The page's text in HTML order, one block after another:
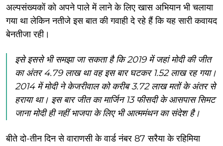
अल्पसंख्यकों को अपने पाले में लाने के लिए खास अभियान भी चलाया
गया था लेकिन नतीजे इस बात की गवाही दे रहे हैं कि यह सारी कवायद
बेनतीजा रही।
इसे इससे भी समझा जा सकता है कि 2019 में जहां मोदी की जीत
का अंतर 4.79 लाख था वह इस बार घटकर 1.52 लाख रह गया।
2014 में मोदी ने केजरीवाल को करीब 3.72 लाख मतों के अंतर से
हराया था। इस बार जीत का मार्जिन 13 फीसदी के आसपास सिमट
जाना मोदी ही नहीं भाजपा के लिए भी आत्ममंथन का संदेश है।
बीते दो-तीन दिन से वाराणसी के वार्ड नंबर 87 सरैया के रहिमिया